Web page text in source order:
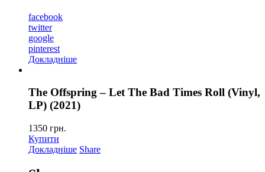
facebook
twitter
google
pinterest
Докладніше
The Offspring – Let The Bad Times Roll (Vinyl,
LP) (2021)
1350 грн.
Купити
Докладніше Share